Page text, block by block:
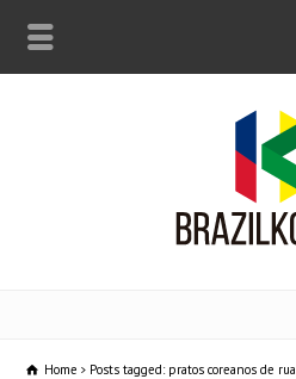
Home Posts tagged: pratos coreanos de rua